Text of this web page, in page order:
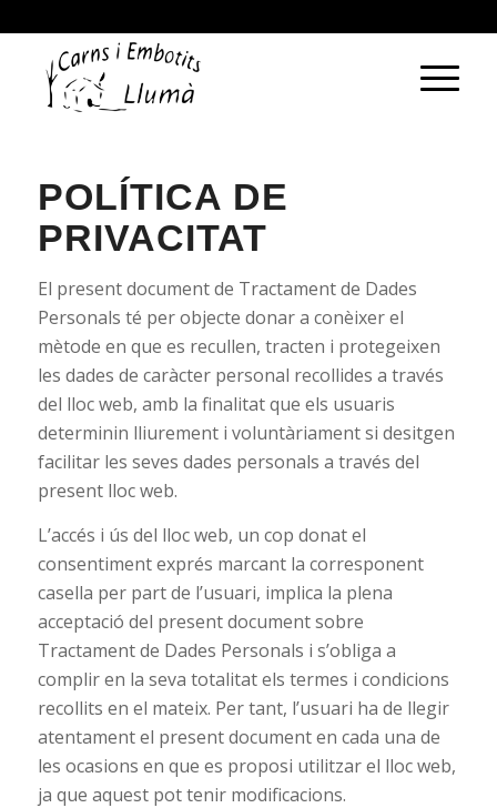
POLÍTICA DE
PRIVACITAT
El present document de Tractament de Dades
Personals té per objecte donar a conèixer el
mètode en que es recullen, tracten i protegeixen
les dades de caràcter personal recollides a través
del lloc web, amb la finalitat que els usuaris
determinin lliurement i voluntàriament si desitgen
facilitar les seves dades personals a través del
present lloc web.
L’accés i ús del lloc web, un cop donat el
consentiment exprés marcant la corresponent
casella per part de l’usuari, implica la plena
acceptació del present document sobre
Tractament de Dades Personals i s’obliga a
complir en la seva totalitat els termes i condicions
recollits en el mateix. Per tant, l’usuari ha de llegir
atentament el present document en cada una de
les ocasions en que es proposi utilitzar el lloc web,
ja que aquest pot tenir modificacions.